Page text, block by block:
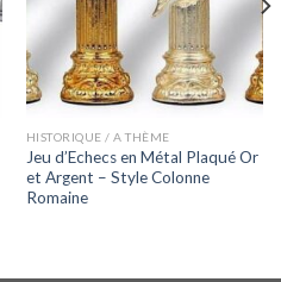
HISTORIQUE / A THÈME
Jeu d’Echecs en Métal Plaqué Or
et Argent – Style Colonne
Romaine